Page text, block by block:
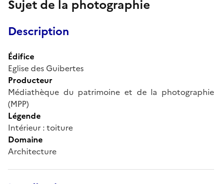
Sujet de la photographie
Description
Édifice
Eglise des Guibertes
Producteur
Médiathèque du patrimoine et de la photographie
(MPP)
Légende
Intérieur : toiture
Domaine
Architecture